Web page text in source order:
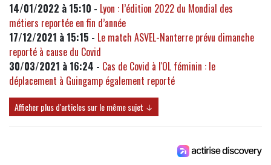
14/01/2022 à 15:10 - Lyon : l’édition 2022 du Mondial des
métiers reportée en fin d’année
17/12/2021 à 15:15 - Le match ASVEL-Nanterre prévu dimanche
reporté à cause du Covid
30/03/2021 à 16:24 - Cas de Covid à l'OL féminin : le
déplacement à Guingamp également reporté
Afficher plus d'articles sur le même sujet ↓